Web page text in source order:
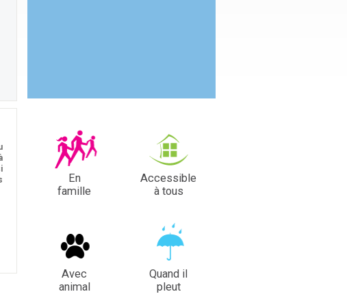
En
famille
Accessible
à tous
Avec
animal
Quand il
pleut